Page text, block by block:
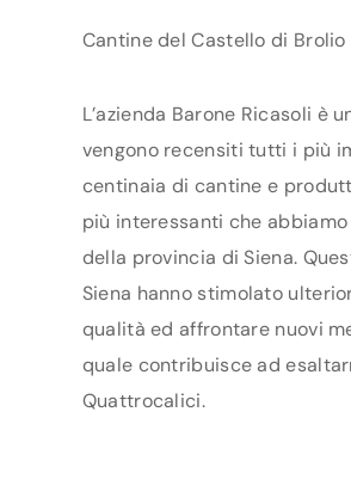
Cantine del Castello di
L’azienda Barone Ricasoli è
vengono recensiti tutti i più
centinaia di cantine e
più interessanti che
della provincia di Siena.
Siena hanno stimolato
qualità ed affrontare nuovi
quale contribuisce ad
Quattrocalici.